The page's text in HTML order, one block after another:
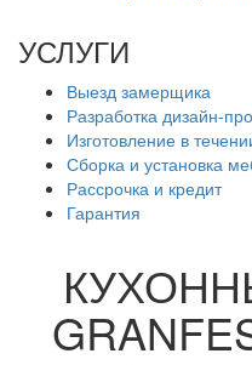
УСЛУГИ
Выезд замерщика
Разработка дизайн-
Изготовление в
Сборка и установка
Рассрочка и кредит
Гарантия